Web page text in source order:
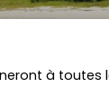
à toutes